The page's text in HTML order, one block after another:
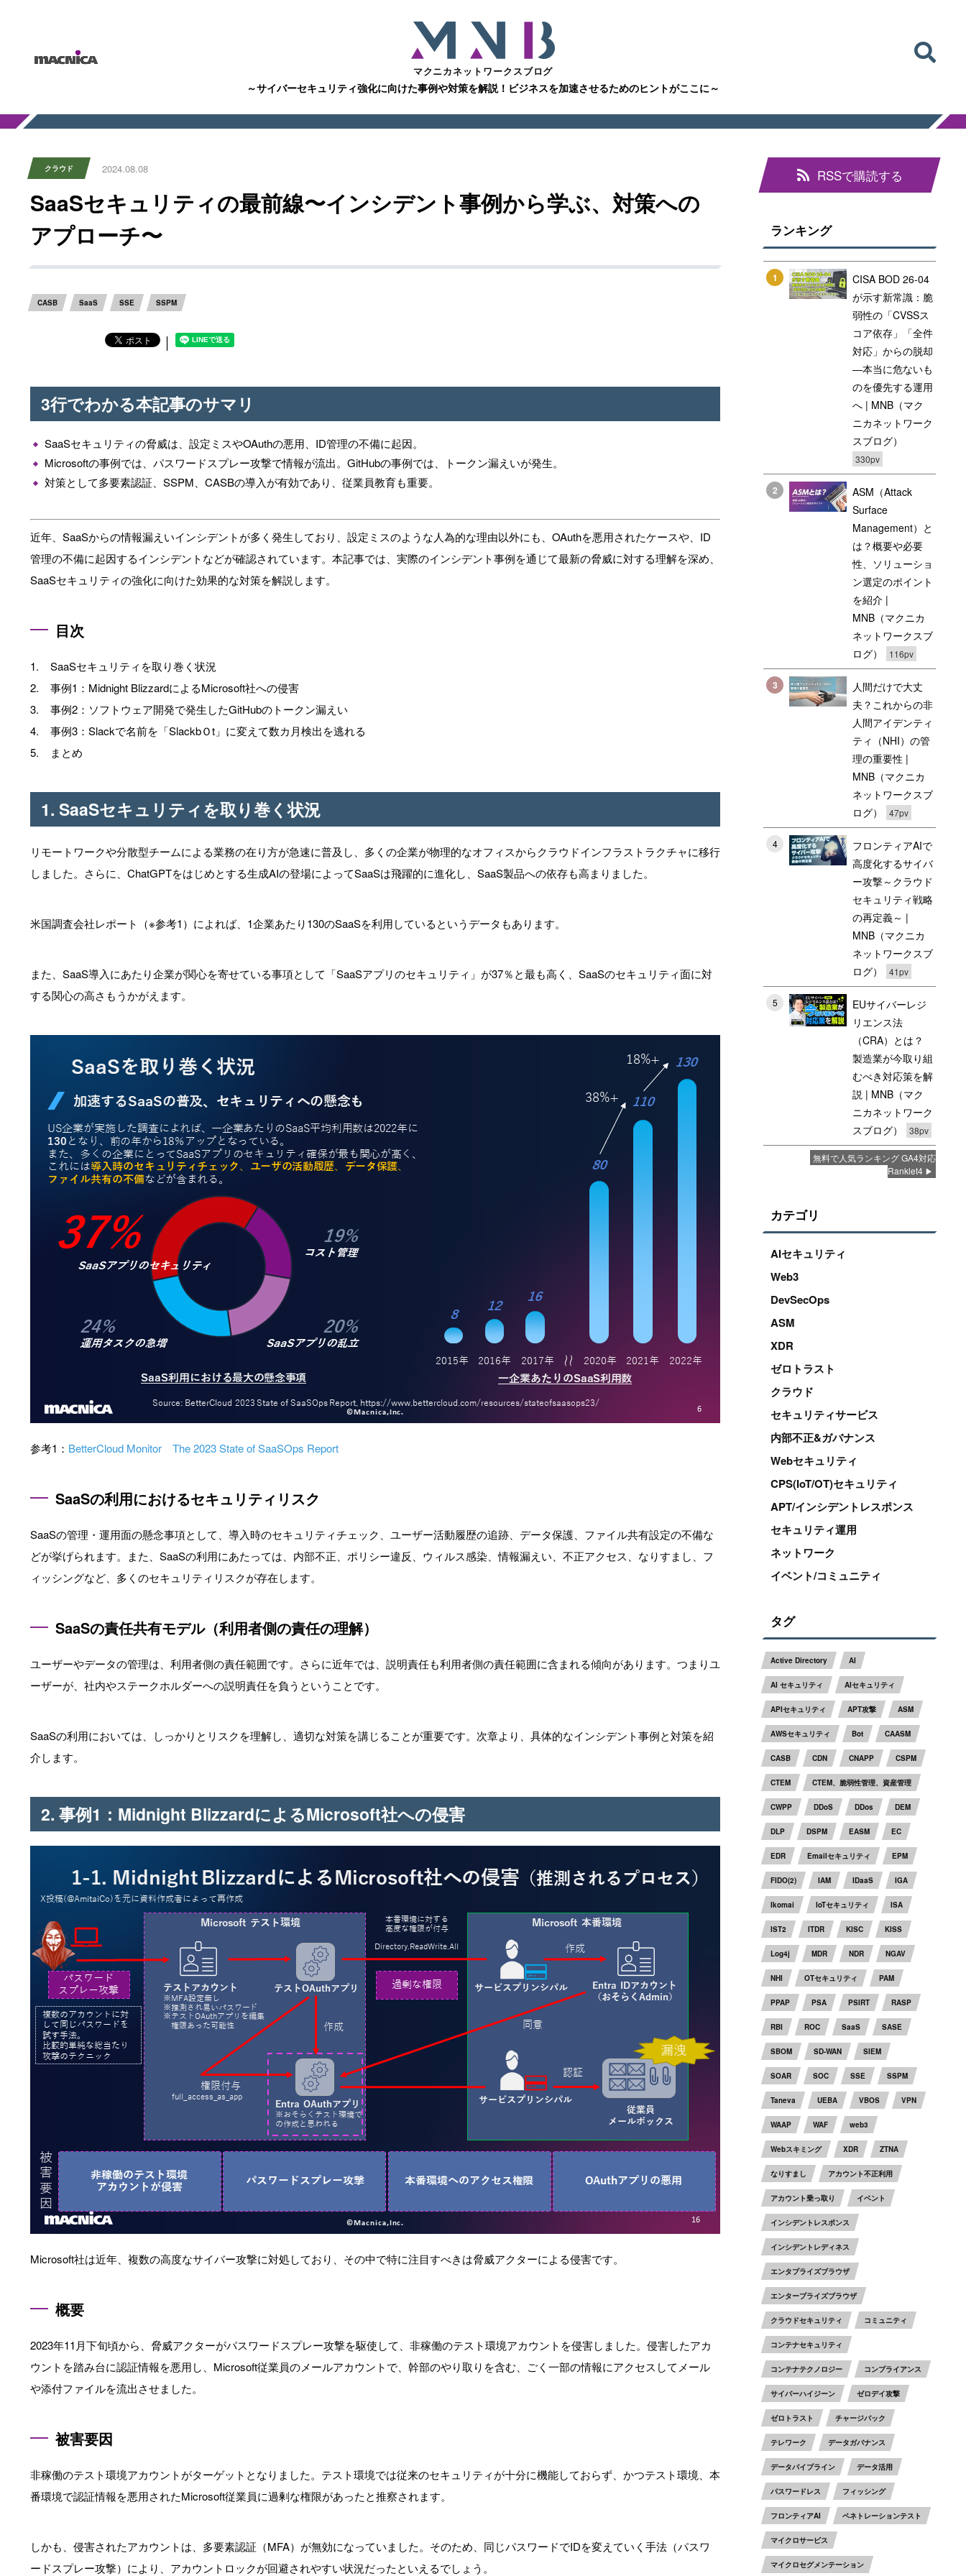
マクニカネットワークスブログ
～サイバーセキュリティ強化に向けた事例や対策を解説！ビジネスを加速させるためのヒントがここに～
クラウド 2024.08.08
SaaSセキュリティの最前線〜インシデント事例から学ぶ、対策への
アプローチ〜
CASB SaaS SSE SSPM
│
3行でわかる本記事のサマリ
SaaSセキュリティの脅威は、設定ミスやOAuthの悪用、ID管理の不備に起因。
Microsoftの事例では、パスワードスプレー攻撃で情報が流出。GitHubの事例では、トークン漏えいが発生。
対策として多要素認証、SSPM、CASBの導入が有効であり、従業員教育も重要。
近年、SaaSからの情報漏えいインシデントが多く発生しており、設定ミスのような人為的な理由以外にも、OAuthを悪用されたケースや、ID
管理の不備に起因するインシデントなどが確認されています。本記事では、実際のインシデント事例を通じて最新の脅威に対する理解を深め、
SaaSセキュリティの強化に向けた効果的な対策を解説します。
目次
1. SaaSセキュリティを取り巻く状況
2. 事例1：Midnight BlizzardによるMicrosoft社への侵害
3. 事例2：ソフトウェア開発で発生したGitHubのトークン漏えい
4. 事例3：Slackで名前を「SlackbＯt」に変えて数カ月検出を逃れる
5. まとめ
1. SaaSセキュリティを取り巻く状況
リモートワークや分散型チームによる業務の在り方が急速に普及し、多くの企業が物理的なオフィスからクラウドインフラストラクチャに移行
しました。さらに、ChatGPTをはじめとする生成AIの登場によってSaaSは飛躍的に進化し、SaaS製品への依存も高まりました。
米国調査会社レポート（※参考1）によれば、1企業あたり130のSaaSを利用しているというデータもあります。
また、SaaS導入にあたり企業が関心を寄せている事項として「SaaSアプリのセキュリティ」が37％と最も高く、SaaSのセキュリティ面に対
する関心の高さもうかがえます。
参考1： BetterCloud Monitor The 2023 State of SaaSOps Report
SaaSの利用におけるセキュリティリスク
SaaSの管理・運用面の懸念事項として、導入時のセキュリティチェック、ユーザー活動履歴の追跡、データ保護、ファイル共有設定の不備な
どが挙げられます。また、SaaSの利用にあたっては、内部不正、ポリシー違反、ウィルス感染、情報漏えい、不正アクセス、なりすまし、フ
ィッシングなど、多くのセキュリティリスクが存在します。
SaaSの責任共有モデル（利用者側の責任の理解）
ユーザーやデータの管理は、利用者側の責任範囲です。さらに近年では、説明責任も利用者側の責任範囲に含まれる傾向があります。つまりユ
ーザーが、社内やステークホルダーへの説明責任を負うということです。
SaaSの利用においては、しっかりとリスクを理解し、適切な対策を講じることが重要です。次章より、具体的なインシデント事例と対策を紹
介します。
2. 事例1：Midnight BlizzardによるMicrosoft社への侵害
Microsoft社は近年、複数の高度なサイバー攻撃に対処しており、その中で特に注目すべきは脅威アクターによる侵害です。
概要
2023年11月下旬頃から、脅威アクターがパスワードスプレー攻撃を駆使して、非稼働のテスト環境アカウントを侵害しました。侵害したアカ
ウントを踏み台に認証情報を悪用し、Microsoft従業員のメールアカウントで、幹部のやり取りを含む、ごく一部の情報にアクセスしてメール
や添付ファイルを流出させました。
被害要因
非稼働のテスト環境アカウントがターゲットとなりました。テスト環境では従来のセキュリティが十分に機能しておらず、かつテスト環境、本
番環境で認証情報を悪用されたMicrosoft従業員に過剰な権限があったと推察されます。
しかも、侵害されたアカウントは、多要素認証（MFA）が無効になっていました。そのため、同じパスワードでIDを変えていく手法（パスワ
ードスプレー攻撃）により、アカウントロックが回避されやすい状況だったといえるでしょう。
RSSで購読する
ランキング
1
CISA BOD 26-04
が示す新常識：脆
弱性の「CVSSス
コア依存」「全件
対応」からの脱却
―本当に危ないも
のを優先する運用
へ | MNB（マク
ニカネットワーク
スブログ）
330pv
2
ASM（Attack
Surface
Management）と
は？概要や必要
性、ソリューショ
ン選定のポイント
を紹介 |
MNB（マクニカ
ネットワークスブ
ログ）
116pv
3
人間だけで大丈
夫？これからの非
人間アイデンティ
ティ（NHI）の管
理の重要性 |
MNB（マクニカ
ネットワークスブ
ログ）
47pv
4
フロンティアAIで
高度化するサイバ
ー攻撃～クラウド
セキュリティ戦略
の再定義～ |
MNB（マクニカ
ネットワークスブ
ログ）
41pv
5
EUサイバーレジ
リエンス法
（CRA）とは？
製造業が今取り組
むべき対応策を解
説 | MNB（マク
ニカネットワーク
スブログ）
38pv
無料で人気ランキング GA4対応
Ranklet4
カテゴリ
AIセキュリティ
Web3
DevSecOps
ASM
XDR
ゼロトラスト
クラウド
セキュリティサービス
内部不正&ガバナンス
Webセキュリティ
CPS(IoT/OT)セキュリティ
APT/インシデントレスポンス
セキュリティ運用
ネットワーク
イベント/コミュニティ
タグ
Active Directory AI
AI セキュリティ AIセキュリティ
APIセキュリティ APT攻撃 ASM
AWSセキュリティ Bot CAASM
CASB CDN CNAPP CSPM
CTEM CTEM、脆弱性管理、資産管理
CWPP DDoS DDos DEM
DLP DSPM EASM EC
EDR Emailセキュリティ EPM
FIDO(2) IAM IDaaS IGA
Ikomai IoTセキュリティ ISA
IST2 ITDR KISC KISS
Log4j MDR NDR NGAV
NHI OTセキュリティ PAM
PPAP PSA PSIRT RASP
RBI ROC SaaS SASE
SBOM SD-WAN SIEM
SOAR SOC SSE SSPM
Taneva UEBA VBOS VPN
WAAP WAF web3
Webスキミング XDR ZTNA
なりすまし アカウント不正利用
アカウント乗っ取り イベント
インシデントレスポンス
インシデントレディネス
エンタプライズブラウザ
エンタープライズブラウザ
クラウドセキュリティ コミュニティ
コンテナセキュリティ
コンテナテクノロジー コンプライアンス
サイバーハイジーン ゼロデイ攻撃
ゼロトラスト チャージバック
テレワーク データガバナンス
データパイプライン データ活用
パスワードレス フィッシング
フロンティアAI ペネトレーションテスト
マイクロサービス
マイクロセグメンテーション